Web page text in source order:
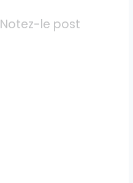
Notez-le post